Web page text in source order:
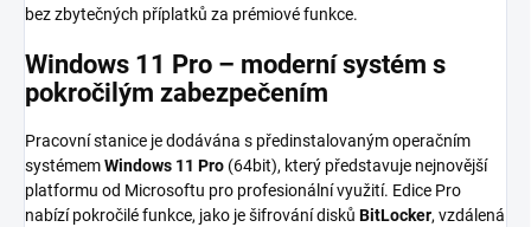
bez zbytečných příplatků za prémiové funkce.
Windows 11 Pro – moderní systém s
pokročilým zabezpečením
Pracovní stanice je dodávána s předinstalovaným operačním
systémemWindows 11 Pro (64bit), který představuje nejnovější
platformu od Microsoftu pro profesionální využití. Edice Pro
nabízí pokročilé funkce, jako je šifrování disků BitLocker, vzdálená